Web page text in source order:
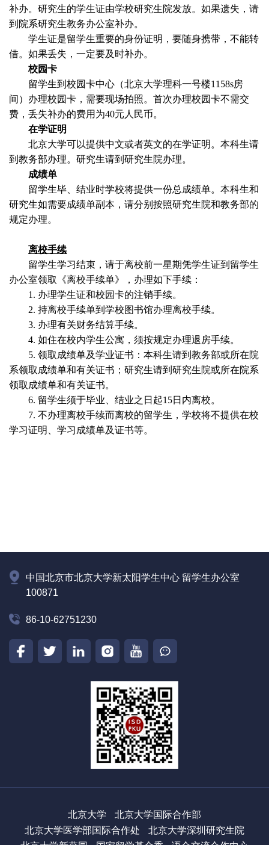
补办。研究生的学生证由学校研究生院发放。如果遗失，请
到院系研究生教务办公室补办。
学生证是留学生重要的身份证明，要随身携带，不能转
借。如果丢失，一定要及时补办。
校园卡
留学生到校园卡中心（北京大学理科一号楼1158s房
间）办理校园卡，需要现场拍照。首次办理校园卡不需交
费，丢失补办的费用为40元人民币。
在学证明
北京大学可以提供中文或者英文的在学证明。本科生请
到教务部办理。研究生请到研究生院办理。
成绩单
留学生毕、结业时学校将提供一份总成绩单。本科生和
研究生如需要成绩单副本，请分别按照研究生院和教务部的
规定办理。
离校手续
留学生学习结束，请于离校前一星期凭学生证到留学生
办公室领取《离校手续单》，办理如下手续：
1. 办理学生证和校园卡的注销手续。
2. 持离校手续单到学校图书馆办理离校手续。
3. 办理有关财务结算手续。
4. 如住在校内学生公寓，须按规定办理退房手续。
5. 领取成绩单及学业证书：本科生请到教务部或所在院
系领取成绩单和有关证书；研究生请到研究生院或所在院系
领取成绩单和有关证书。
6. 留学生须于毕业、结业之日起15日内离校。
7. 不办理离校手续而离校的留学生，学校将不提供在校
学习证明、学习成绩单及证书等。
中国北京市北京大学新太阳学生中心 留学生办公室
100871
86-10-62751230
北京大学
北京大学国际合作部
北京大学医学部国际合作处
北京大学深圳研究生院